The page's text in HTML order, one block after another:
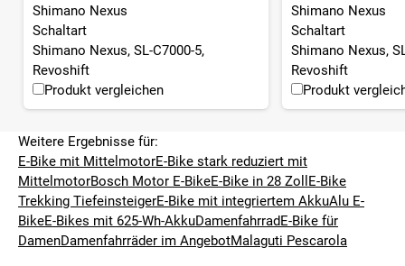
Shimano Nexus
Schaltart
Shimano Nexus, SL-C7000-5,
Revoshift
Produkt vergleichen
Shimano Nexus
Schaltart
Shimano Nexus,
Revoshift
Produkt
Weitere Ergebnisse für:
E-Bike mit MittelmotorE-Bike stark reduziert mit
MittelmotorBosch Motor E-BikeE-Bike in 28 Zoll E-Bike
Trekking TiefeinsteigerE-Bike mit integriertem AkkuAlu E-
BikeE-Bikes mit 625-Wh-AkkuDamenfahrradE-Bike für
DamenDamenfahrräder im AngebotMalaguti Pescarola